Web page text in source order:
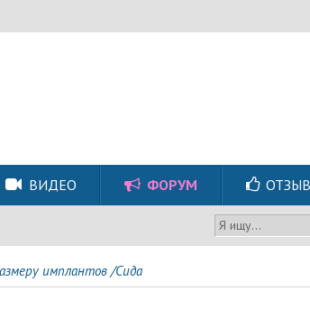
ВИДЕО ФОРУМ
Я ищу...
имплантов /Сида